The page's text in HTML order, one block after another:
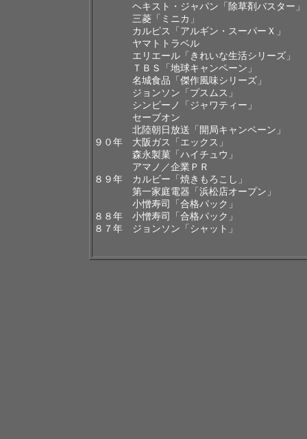
ヘキスト・ジャパン「除草剤バスター」
三菱「ミニカ」
カルピス「アルギン・スーパーＸ」
ヤマトトラベル
エリエール「きれいな生活シリーズ」
ＴＢＳ「地球キャンペーン」
名城食品「傑作風味シリーズ」
ジョンソン「プスムス」
シンビーノ「ジャワティー」
セーブオン
北陸朝日放送「開局キャンペーン」
９０年 大阪ガス「エックス」
森永製菓「ハイチュウ」
アマノ／企業ＰＲ
８９年 カルビー「焼きもろこし」
第一家庭電器「浜松店オープン」
小憎寿司「合格パック」
８８年 小憎寿司「合格パック」
８７年 ジョンソン「シャット」